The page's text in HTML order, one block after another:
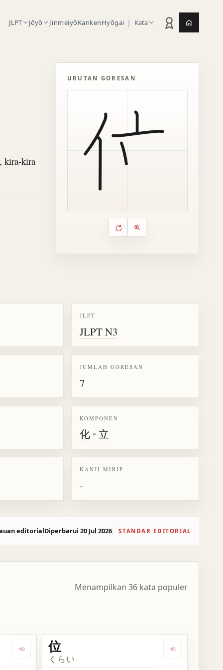
JLPT Jōyō JinmeiyōKankenHyōgai | Kata Statistik latihan
kira-kira
URUTAN GORESAN
Kontrol animasi urutan
Putar ulang animasi
Perbesar animasi
JLPT
JLPT N3
JUMLAH GORESAN
7
KOMPONEN
化 • 立
KANJI MIRIP
-
editorialDiperbarui 20 Jul 2026 STANDAR EDITORIAL
Menampilkan 36 kata populer
Dengarkan kosakata 位置付ける Dengarkan
位
くらい